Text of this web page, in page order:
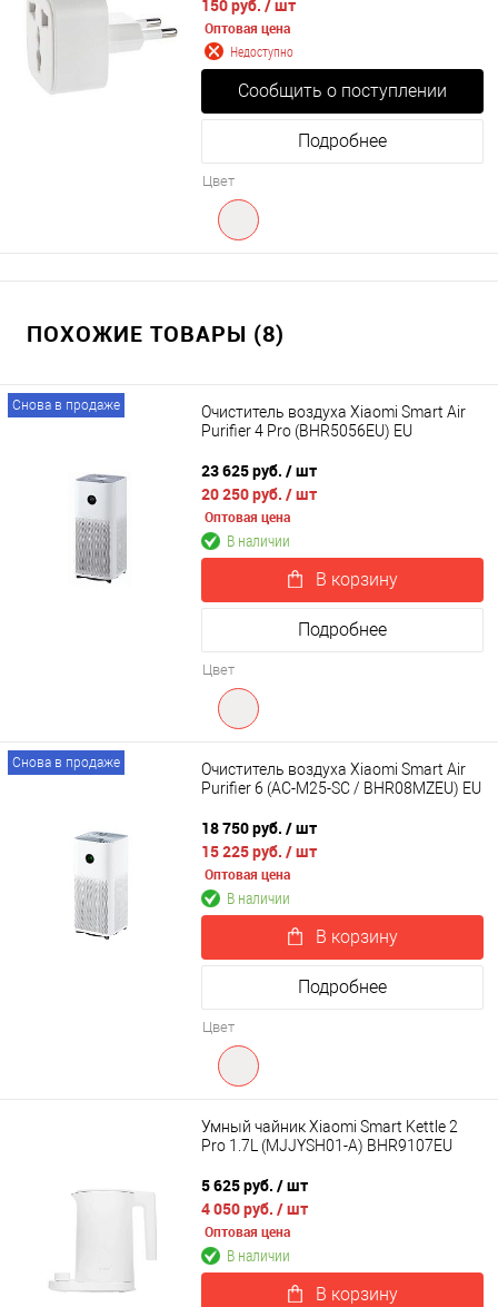
150 руб. / шт
Оптовая цена
Недоступно
Сообщить о поступлении
Подробнее
Цвет
ПОХОЖИЕ ТОВАРЫ (8)
Снова в продаже
Очиститель воздуха Xiaomi Smart Air
Purifier 4 Pro (BHR5056EU) EU
23 625 руб. / шт
20 250 руб. / шт
Оптовая цена
В наличии
В корзину
Подробнее
Цвет
Снова в продаже
Очиститель воздуха Xiaomi Smart Air
Purifier 6 (AC-M25-SC / BHR08MZEU) EU
18 750 руб. / шт
15 225 руб. / шт
Оптовая цена
В наличии
В корзину
Подробнее
Цвет
Умный чайник Xiaomi Smart Kettle 2
Pro 1.7L (MJJYSH01-A) BHR9107EU
5 625 руб. / шт
4 050 руб. / шт
Оптовая цена
В наличии
В корзину